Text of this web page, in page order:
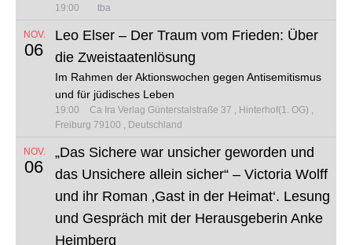
19:00 tba
NOV.
06
Leo Elser – Der Traum vom Frieden: Über
die Zweistaatenlösung
Im Rahmen der Aktionswochen gegen Antisemitismus
und für jüdisches Leben
19:00 Ca Ira Verlag Günterstalstraße 37
Hinterhof(1. OG)
Freiburg 79100
Deutschland
NOV.
06
„Das Sichere war unsicher geworden und
das Unsichere allein sicher“ – Victoria Wolff
und ihr Roman ‚Gast in der Heimat‘. Lesung
und Gespräch mit der Herausgeberin Anke
Heimberg